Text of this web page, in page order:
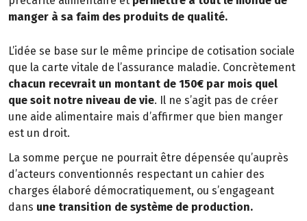
manger à sa faim des produits de qualité.
L’idée se base sur le même principe de cotisation sociale
que la carte vitale de l’assurance maladie. Concrètement
chacun recevrait un montant de 150€ par mois quel
que soit notre niveau de vie. Il ne s’agit pas de créer
une aide alimentaire mais d’affirmer que bien manger
est un droit.
La somme perçue ne pourrait être dépensée qu’auprès
d’acteurs conventionnés respectant un cahier des
charges élaboré démocratiquement, ou s’engageant
dans une transition de système de production.